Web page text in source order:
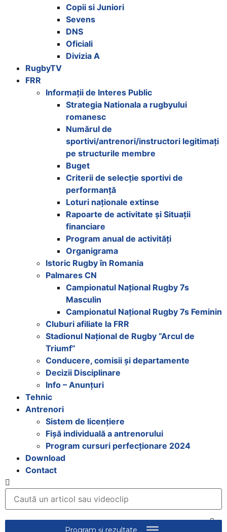
Copii si Juniori
Sevens
DNS
Oficiali
Divizia A
RugbyTV
FRR
Informații de Interes Public
Strategia Nationala a rugbyului
romanesc
Numărul de
sportivi/antrenori/instructori legitimați
pe structurile membre
Buget
Criterii de selecție sportivi de
performanță
Loturi naționale extinse
Rapoarte de activitate și Situații
financiare
Program anual de activități
Organigrama
Istoric Rugby în Romania
Palmares CN
Campionatul Național Rugby 7s
Masculin
Campionatul Național Rugby 7s Feminin
Cluburi afiliate la FRR
Stadionul Național de Rugby “Arcul de
Triumf”
Conducere, comisii și departamente
Decizii Disciplinare
Info – Anunțuri
Tehnic
Antrenori
Sistem de licențiere
Fișă individuală a antrenorului
Program cursuri perfecționare 2024
Download
Contact